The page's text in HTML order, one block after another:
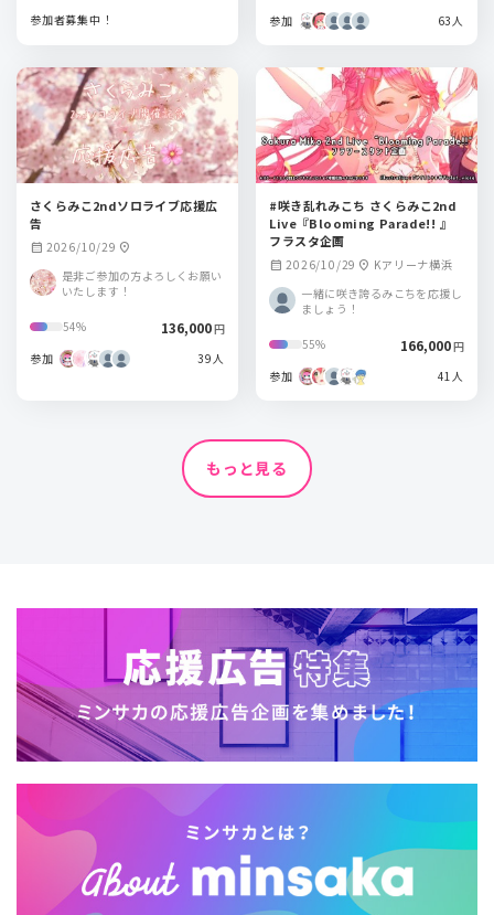
参加者募集中！
参加
63人
さくらみこ2ndソロライブ応援広
告
calendar_month 2026/10/29 location_on
是非ご参加の方よろしくお願い
いたします！
54% 136,000円
参加
39人
#咲き乱れみこち さくらみこ2nd
Live『Blooming Parade!! 』
フラスタ企画
calendar_month 2026/10/29 location_on Kアリーナ横浜
一緒に咲き誇るみこちを応援し
ましょう！
55% 166,000円
参加
41人
もっと見る